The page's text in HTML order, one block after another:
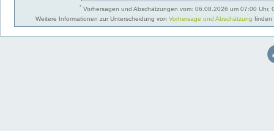
* Vorhersagen und Abschätzungen vom: 06.08.2026 um 07:00 Uhr,
Weitere Informationen zur Unterscheidung von Vorhersage und Abschätzung finden